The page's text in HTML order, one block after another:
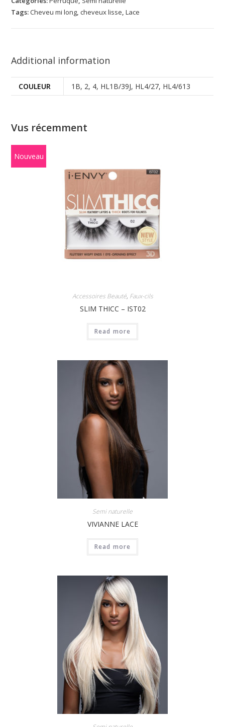
Tags:Cheveu mi long,cheveux lisse,Lace
Additional information
COULEUR 1B, 2, 4, HL1B/39J, HL4/27, HL4/613
Vus récemment
Nouveau
Accessoires Beauté, Faux-cils
SLIM THICC – IST02
Read more
Semi naturelle
VIVIANNE LACE
Read more